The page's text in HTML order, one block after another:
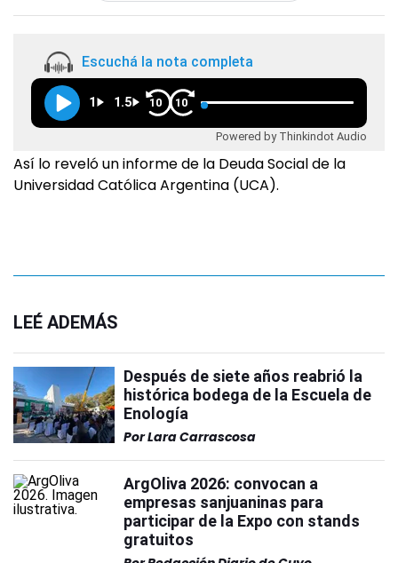
Escuchá la nota completa
1 1.5 10 10
Powered by Thinkindot Audio
Así lo reveló un informe de la Deuda Social de la
Universidad Católica Argentina (UCA).
LEÉ ADEMÁS
Después de siete años reabrió la
histórica bodega de la Escuela de
Enología
PorLara Carrascosa
ArgOliva 2026: convocan a
empresas sanjuaninas para
participar de la Expo con stands
gratuitos